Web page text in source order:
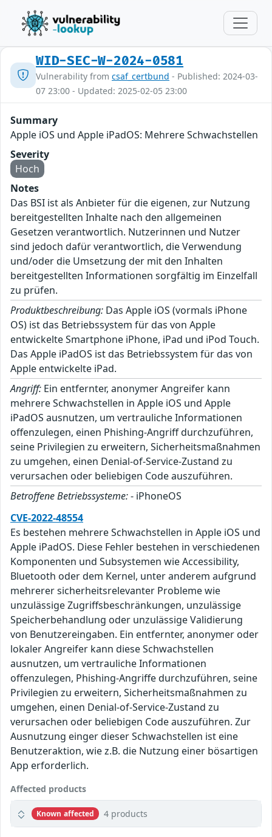
WID-SEC-W-2024-0581
Vulnerability from csaf_certbund - Published: 2024-03-
07 23:00 - Updated: 2025-02-05 23:00
Summary
Apple iOS und Apple iPadOS: Mehrere Schwachstellen
Severity
Hoch
Notes
Das BSI ist als Anbieter für die eigenen, zur Nutzung
bereitgestellten Inhalte nach den allgemeinen
Gesetzen verantwortlich. Nutzerinnen und Nutzer
sind jedoch dafür verantwortlich, die Verwendung
und/oder die Umsetzung der mit den Inhalten
bereitgestellten Informationen sorgfältig im Einzelfall
zu prüfen.
Produktbeschreibung: Das Apple iOS (vormals iPhone
OS) ist das Betriebssystem für das von Apple
entwickelte Smartphone iPhone, iPad und iPod Touch.
Das Apple iPadOS ist das Betriebssystem für das von
Apple entwickelte iPad.
Angriff: Ein entfernter, anonymer Angreifer kann
mehrere Schwachstellen in Apple iOS und Apple
iPadOS ausnutzen, um vertrauliche Informationen
offenzulegen, einen Phishing-Angriff durchzuführen,
seine Privilegien zu erweitern, Sicherheitsmaßnahmen
zu umgehen, einen Denial-of-Service-Zustand zu
verursachen oder beliebigen Code auszuführen.
Betroffene Betriebssysteme:- iPhoneOS
CVE-2022-48554
Es bestehen mehrere Schwachstellen in Apple iOS und
Apple iPadOS. Diese Fehler bestehen in verschiedenen
Komponenten und Subsystemen wie Accessibility,
Bluetooth oder dem Kernel, unter anderem aufgrund
mehrerer sicherheitsrelevanter Probleme wie
unzulässige Zugriffsbeschränkungen, unzulässige
Speicherbehandlung oder unzulässige Validierung
von Benutzereingaben. Ein entfernter, anonymer oder
lokaler Angreifer kann diese Schwachstellen
ausnutzen, um vertrauliche Informationen
offenzulegen, Phishing-Angriffe durchzuführen, seine
Privilegien zu erweitern, Sicherheitsmaßnahmen zu
umgehen, einen Denial-of-Service-Zustand zu
verursachen oder beliebigen Code auszuführen. Zur
Ausnutzung einger dieser Schwachstellen ist eine
Benutzeraktion, wie z.B. die Nutzung einer bösartigen
App erforderlich.
Affected products
Known affected 4 products